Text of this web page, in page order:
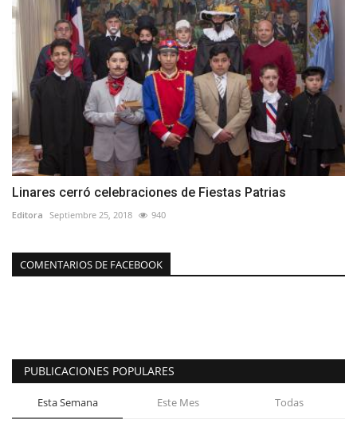
Linares cerró celebraciones de Fiestas Patrias
Editora Septiembre 25, 2018 940
COMENTARIOS DE FACEBOOK
PUBLICACIONES POPULARES
Esta Semana Este Mes Todas